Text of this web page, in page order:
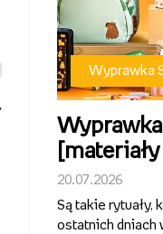
Wyprawka
20.07.2026
Są takie rytuały,
ostatnich dniach